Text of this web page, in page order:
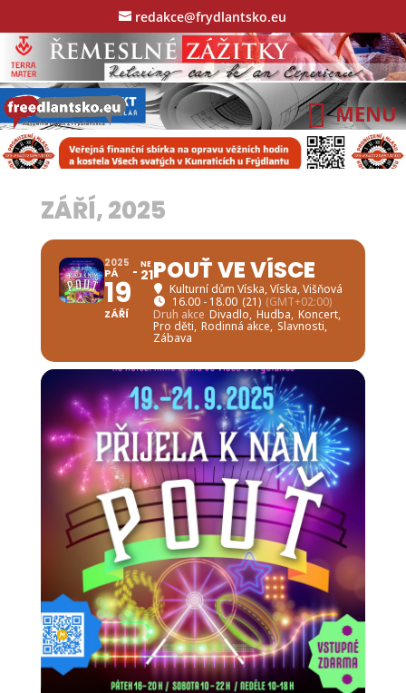
redakce@frydlantsko.eu
ZÁŘÍ, 2025
2025
PÁ
19
ZÁŘÍ
NE
21POUŤ VE VÍSCE
Kulturní dům Víska, Víska, Višňová
16.00 - 18.00 (21) (GMT+02:00)
Druh akce Divadlo, Hudba, Koncert,
Pro děti, Rodinná akce, Slavnosti,
Zábava